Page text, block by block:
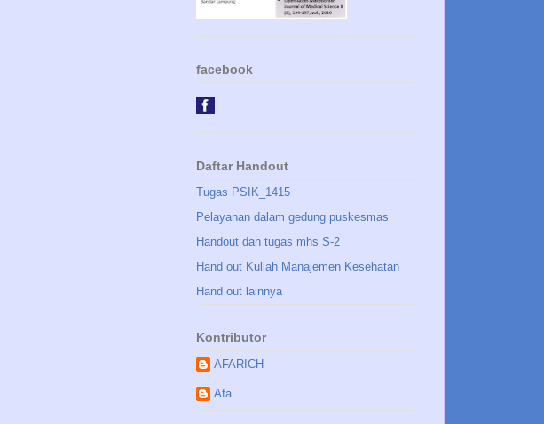
facebook
Daftar Handout
Tugas PSIK_1415
Pelayanan dalam gedung puskesmas
Handout dan tugas mhs S-2
Hand out Kuliah Manajemen Kesehatan
Hand out lainnya
Kontributor
AFARICH
Afa